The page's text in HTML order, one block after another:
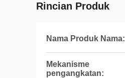
Rincian Produk
Nama Produk Nama:
Mekanisme
pengangkatan: